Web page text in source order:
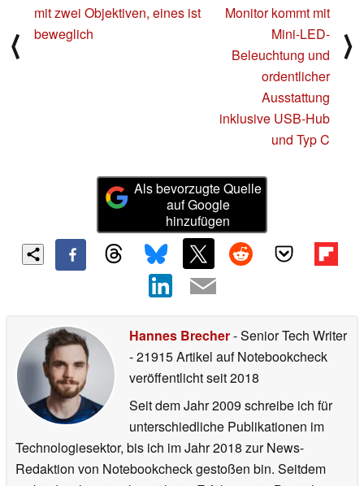
⟨
mit zwei Objektiven, eines ist
beweglich
Monitor kommt mit
Mini-LED-
Beleuchtung und
ordentlicher
Ausstattung
inklusive USB-Hub
und Typ C
⟩
Als bevorzugte Quelle
auf Google
hinzufügen
Hannes Brecher- Senior Tech Writer
- 21915 Artikel auf Notebookcheck
veröffentlichtseit 2018
Seit dem Jahr 2009 schreibe ich für
unterschiedliche Publikationen im
Technologiesektor, bis ich im Jahr 2018 zur News-
Redaktion von Notebookcheck gestoßen bin. Seitdem